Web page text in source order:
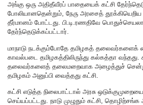
அங்கு ஒரு அதிதீவீரப் பாதையைக் கட்சி
போலியானதென்றும், நேரு அரசைத்
தீர்மானம் போட்டது. பி.டி.ரணதிவே
தேர்ந்தெடுக்கப்பட்டார்.
மாநாடு நடக்கும்போதே தமிழகத் தலைவர்களைக்
காவல்படை தமிழகத்திலிருந்து கல்கத்தா
தலைவர்களைத் தலைமறைவாக அழைத்துச்
தமிழகம் அனுப்பி வைத்தது கட்சி.
கட்சி எடுத்த நிலைபாட்டால் அரசு
செய்யப்பட்டது. நாடு முழுதும் கட்சி,